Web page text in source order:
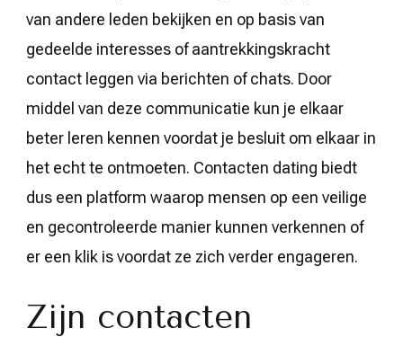
van andere leden bekijken en op basis van
gedeelde interesses of aantrekkingskracht
contact leggen via berichten of chats. Door
middel van deze communicatie kun je elkaar
beter leren kennen voordat je besluit om elkaar in
het echt te ontmoeten. Contacten dating biedt
dus een platform waarop mensen op een veilige
en gecontroleerde manier kunnen verkennen of
er een klik is voordat ze zich verder engageren.
Zijn contacten